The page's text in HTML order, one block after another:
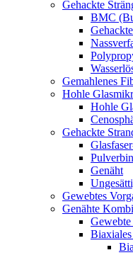
Gehackte
BMC
Gemahlenes
Hohle
Hohle
Gehackte
Genäht
Gewebtes
Genähte